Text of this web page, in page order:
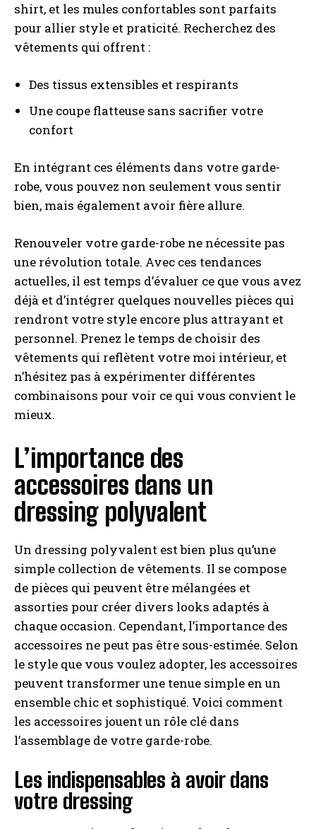
shirt, et les mules confortables sont parfaits
pour allier style et praticité. Recherchez des
vêtements qui offrent :
Des tissus extensibles et respirants
Une coupe flatteuse sans sacrifier votre
confort
En intégrant ces éléments dans votre garde-
robe, vous pouvez non seulement vous sentir
bien, mais également avoir fière allure.
Renouveler votre garde-robe ne nécessite pas
une révolution totale. Avec ces tendances
actuelles, il est temps d’évaluer ce que vous avez
déjà et d’intégrer quelques nouvelles pièces qui
rendront votre style encore plus attrayant et
personnel. Prenez le temps de choisir des
vêtements qui reflètent votre moi intérieur, et
n’hésitez pas à expérimenter différentes
combinaisons pour voir ce qui vous convient le
mieux.
L’importance des
accessoires dans un
dressing polyvalent
Un dressing polyvalent est bien plus qu’une
simple collection de vêtements. Il se compose
de pièces qui peuvent être mélangées et
assorties pour créer divers looks adaptés à
chaque occasion. Cependant, l’importance des
accessoires ne peut pas être sous-estimée. Selon
le style que vous voulez adopter, les accessoires
peuvent transformer une tenue simple en un
ensemble chic et sophistiqué. Voici comment
les accessoires jouent un rôle clé dans
l’assemblage de votre garde-robe.
Les indispensables à avoir dans
votre dressing